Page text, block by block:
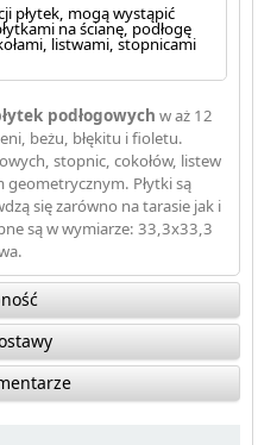
płytek, mogą wystąpić
na ścianę, podłogę
listwami, stopnicami
podłogowych w aż 12
beżu, błękitu i fioletu.
stopnic, cokołów, listew
Płytki są
się zarówno na tarasie jak i
są w wymiarze: 33,3x33,3